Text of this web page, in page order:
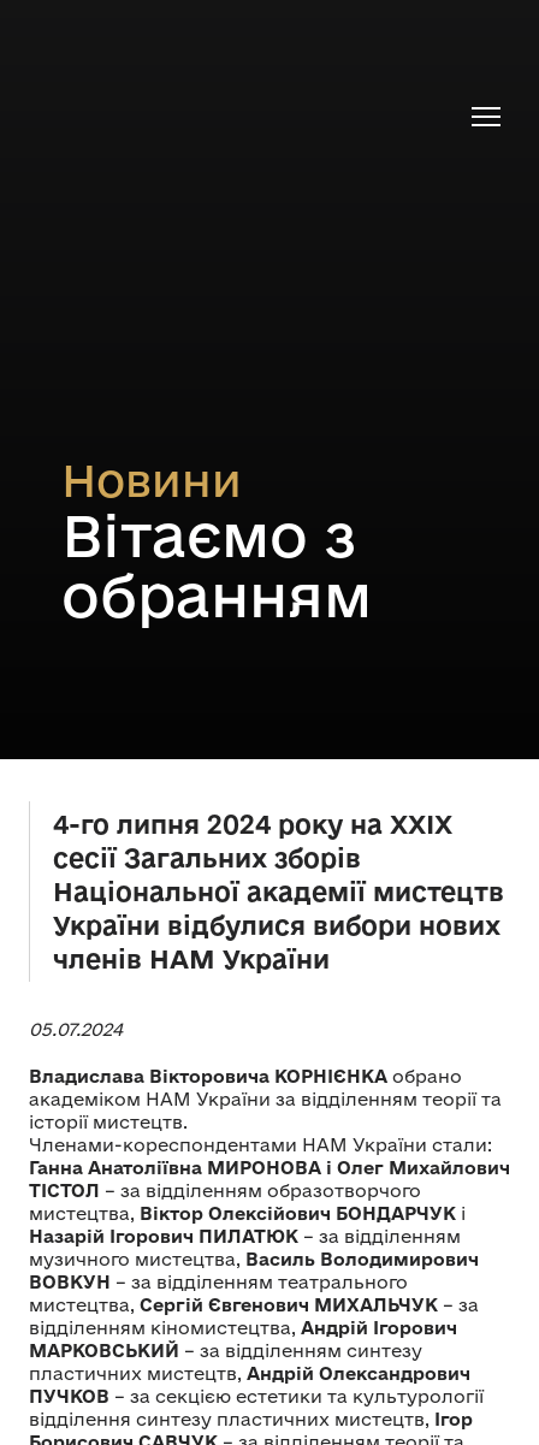
Новини
Вітаємо з
обранням
4-го липня 2024 року на ХХІХ
сесії Загальних зборів
Національної академії мистецтв
України відбулися вибори нових
членів НАМ України
05.07.2024
Владислава Вікторовича КОРНІЄНКА обрано
академіком НАМ України за відділенням теорії та
історії мистецтв.
Членами-кореспондентами НАМ України стали:
Ганна Анатоліївна МИРОНОВА і Олег Михайлович
ТІСТОЛ – за відділенням образотворчого
мистецтва, Віктор Олексійович БОНДАРЧУК і
Назарій Ігорович ПИЛАТЮК – за відділенням
музичного мистецтва, Василь Володимирович
ВОВКУН – за відділенням театрального
мистецтва, Сергій Євгенович МИХАЛЬЧУК – за
відділенням кіномистецтва, Андрій Ігорович
МАРКОВСЬКИЙ – за відділенням синтезу
пластичних мистецтв, Андрій Олександрович
ПУЧКОВ – за секцією естетики та культурології
відділення синтезу пластичних мистецтв, Ігор